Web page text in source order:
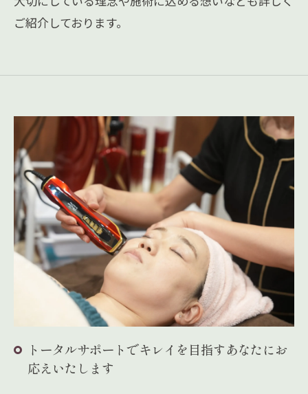
ご紹介しております。
トータルサポートでキレイを目指すあなたにお
応えいたします